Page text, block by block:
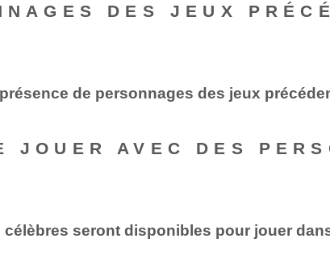
DES JEUX
de personnages des jeux
JOUER AVEC DES
seront disponibles pour jouer